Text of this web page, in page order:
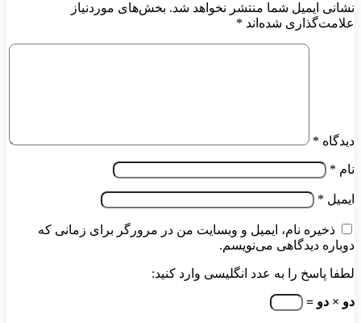
نشانی ایمیل شما منتشر نخواهد شد. بخش‌های موردنیاز
علامت‌گذاری شده‌اند *
دیدگاه *
نام *
ایمیل *
ذخیره نام، ایمیل و وبسایت من در مرورگر برای زمانی که
دوباره دیدگاهی می‌نویسم.
لطفا پاسخ را به عدد انگلیسی وارد کنید:
دو × دو =